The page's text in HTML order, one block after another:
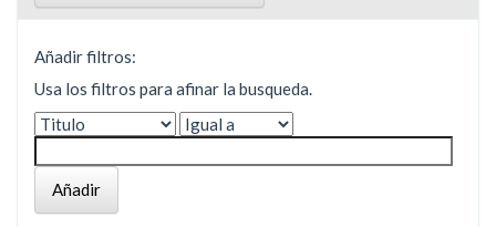
Añadir filtros:
Usa los filtros para afinar la busqueda.